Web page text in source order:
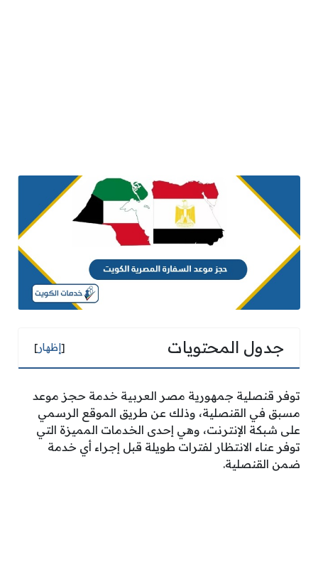
جدول المحتويات [إظهار]
توفر قنصلية جمهورية مصر العربية خدمة حجز موعد
مسبق في القنصلية، وذلك عن طريق الموقع الرسمي
على شبكة الإنترنت، وهي إحدى الخدمات المميزة التي
توفر عناء الانتظار لفترات طويلة قبل إجراء أي خدمة
ضمن القنصلية.